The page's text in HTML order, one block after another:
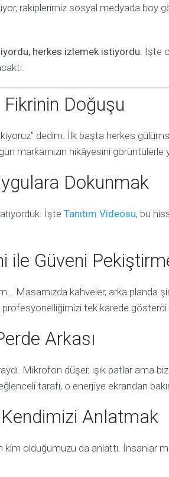
rakiplerimiz sosyal medyada boy
herkes izlemek istiyordu. İşte
Fikrinin Doğuşu
dedim. İlk başta herkes
markamızın hikâyesini görüntülerle
Dokunmak
İşte Tanıtım Videosu, bu
ile Güveni
Masamızda kahveler, arka planda
profesyonelliğimizi tek karede gösterdi.
Arkası
Mikrofon düşer, ışık patlar ama
tarafı, o enerjiye ekrandan
Anlatmak
olduğumuzu da anlattı. İnsanlar